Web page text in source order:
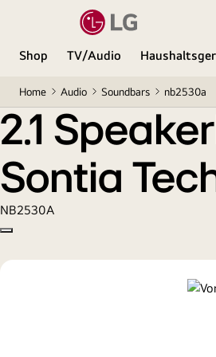
Shop TV/Audio
Home Audio Soundbars nb2530a
2.1 Speakerbar mit
2.1
Sontia
NB2530A
Copy model name